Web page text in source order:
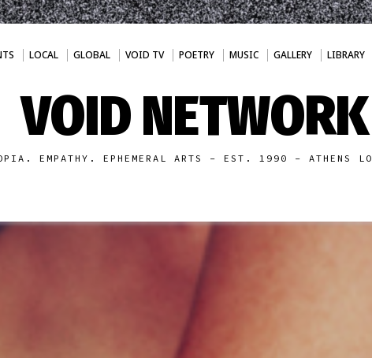
LOCAL GLOBAL VOID TV POETRY MUSIC GALLERY LIBRARY
VOID NETWORK
EMPATHY. EPHEMERAL ARTS - EST. 1990 - ATHENS